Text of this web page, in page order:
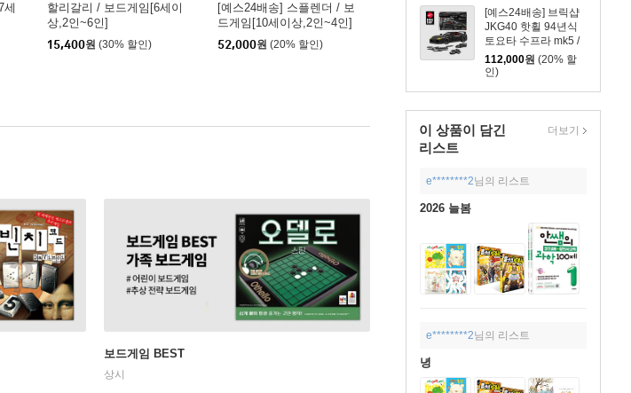
[예스24배송] 브릭샵
JKG40 핫휠 94년식
토요타 수프라 mk5 /
핫휠
112,000원 (20% 할
인)
이 상품이 담긴
리스트
더보기
e********2님의 리스트
2026 늘봄
e********2님의 리스트
녕
세
할리갈리 / 보드게임[6세이
상,2인~6인]
15,400원 (30% 할인)
[예스24배송] 스플렌더 / 보
드게임[10세이상,2인~4인]
52,000원 (20% 할인)
보드게임 BEST
상시